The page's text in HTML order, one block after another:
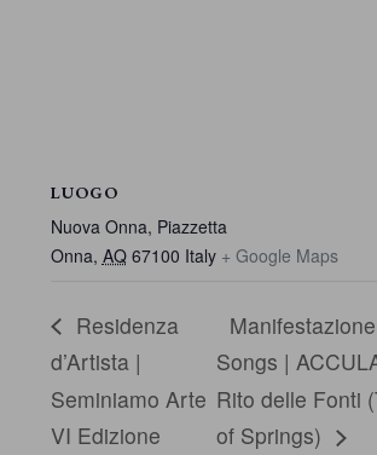
LUOGO
Nuova Onna, Piazzetta
Onna, AQ 67100 Italy + Google Maps
Residenza
d’Artista |
Seminiamo Arte
VI Edizione
Songs |
Rito delle Fonti
of Springs)